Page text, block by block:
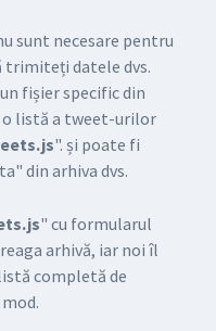
sunt necesare pentru
trimiteți datele dvs.
fișier specific din
o listă a tweet-urilor
". și poate fi
din arhiva dvs.
" cu formularul
arhivă, iar noi îl
completă de